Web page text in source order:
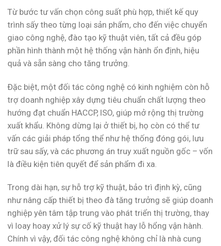
Từ bước tư vấn chọn công suất phù hợp, thiết kế quy
trình sấy theo từng loại sản phẩm, cho đến việc chuyển
giao công nghệ, đào tạo kỹ thuật viên, tất cả đều góp
phần hình thành một hệ thống vận hành ổn định, hiệu
quả và sẵn sàng cho tăng trưởng.
Đặc biệt, một đối tác công nghệ có kinh nghiệm còn hỗ
trợ doanh nghiệp xây dựng tiêu chuẩn chất lượng theo
hướng đạt chuẩn HACCP, ISO, giúp mở rộng thị trường
xuất khẩu. Không dừng lại ở thiết bị, họ còn có thể tư
vấn các giải pháp tổng thể như hệ thống đóng gói, lưu
trữ sau sấy, và các phương án truy xuất nguồn gốc – vốn
là điều kiện tiên quyết để sản phẩm đi xa.
Trong dài hạn, sự hỗ trợ kỹ thuật, bảo trì định kỳ, cũng
như nâng cấp thiết bị theo đà tăng trưởng sẽ giúp doanh
nghiệp yên tâm tập trung vào phát triển thị trường, thay
vì loay hoay xử lý sự cố kỹ thuật hay lỗ hổng vận hành.
Chính vì vậy, đối tác công nghệ không chỉ là nhà cung